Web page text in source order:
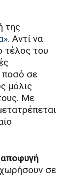
της
Αντί να
τέλος του
ποσό σε
μόλις
Με
αποφυγή
σε